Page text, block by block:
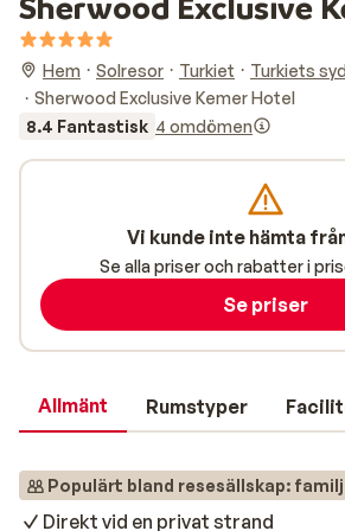
Hem Solresor Turkiet Turkiets
Sherwood Exclusive Kemer Hotel
8.4 Fantastisk 4 omdömen
Allmänt Rumstyper
Populärt bland resesällskap: familj
Direkt vid en privat strand
Vi kunde inte hämta
Se alla priser och rabatter i
Se priser